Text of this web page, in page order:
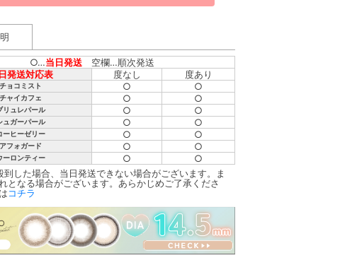
○…当日発送 空欄…順次発送
発送対応表
度なし 度あり
チョコミスト ○ ○
チャイカフェ ○ ○
リュレパール ○ ○
ュガーパール ○ ○
ーヒーゼリー ○ ○
アフォガード ○ ○
ーロンティー ○
○
到した場合、当日発送できない場合がございます。ま
となる場合がございます。あらかじめご了承くださ
コチラ